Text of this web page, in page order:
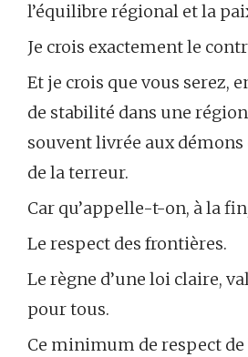
l’équilibre régional et la
Je crois exactement le
Et je crois que vous serez,
de stabilité dans une
souvent livrée aux
de la terreur.
Car qu’appelle-t-on, à la
Le respect des frontières.
Le règne d’une loi claire,
pour tous.
Ce minimum de respect